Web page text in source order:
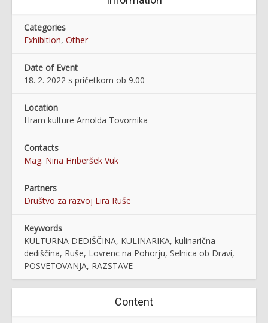
Categories
Exhibition, Other
Date of Event
18. 2. 2022 s pričetkom ob 9.00
Location
Hram kulture Arnolda Tovornika
Contacts
Mag. Nina Hriberšek Vuk
Partners
Društvo za razvoj Lira Ruše
Keywords
KULTURNA DEDIŠČINA, KULINARIKA, kulinarična
dediščina, Ruše, Lovrenc na Pohorju, Selnica ob Dravi,
POSVETOVANJA, RAZSTAVE
Content